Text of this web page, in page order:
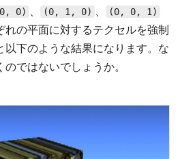
0) (0, 1, 0) (0, 0, 1)
れの平面に対するテクセルを強制
以下のような結果になります。な
ではないでしょうか。